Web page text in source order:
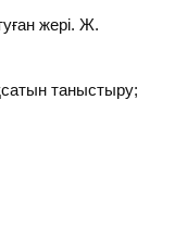
жері. Ж.
таныстыру;